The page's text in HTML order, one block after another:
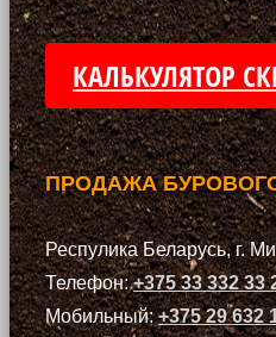
КАЛЬКУЛЯТОР
ПРОДАЖА
Респулика Беларусь, г.
Телефон:+375 33 332 33
Мобильный:+375 29 632